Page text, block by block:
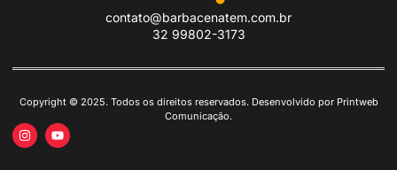
contato@barbacenatem.com.br
32 99802-3173
Copyright © 2025. Todos os direitos reservados. Desenvolvido por Printweb
Comunicação.